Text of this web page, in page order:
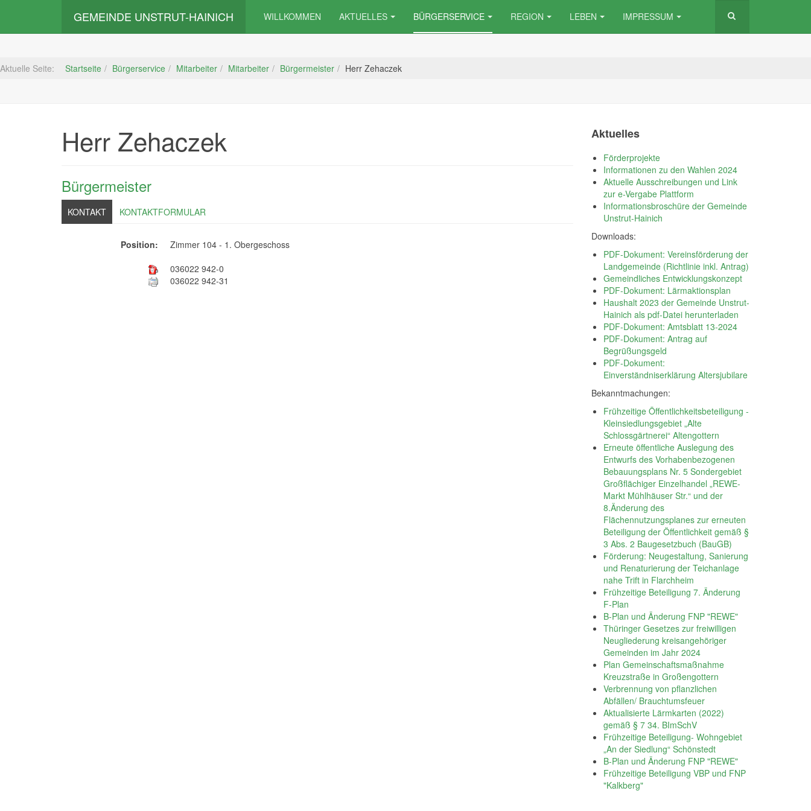
GEMEINDE UNSTRUT-HAINICH WILLKOMMEN AKTUELLES BÜRGERSERVICE REGION LEBEN IMPRESSUM
Aktuelle Seite: Startseite Bürgerservice Mitarbeiter Mitarbeiter Bürgermeister Herr Zehaczek
Herr Zehaczek
Bürgermeister
KONTAKT KONTAKTFORMULAR
Position:
Zimmer 104 - 1. Obergeschoss
036022 942-0
036022 942-31
Aktuelles
Förderprojekte
Informationen zu den Wahlen 2024
Aktuelle Ausschreibungen und Link
zur e-Vergabe Plattform
Informationsbroschüre der Gemeinde
Unstrut-Hainich
Downloads:
PDF-Dokument: Vereinsförderung der
Landgemeinde (Richtlinie inkl. Antrag)
Gemeindliches Entwicklungskonzept
PDF-Dokument: Lärmaktionsplan
Haushalt 2023 der Gemeinde Unstrut-
Hainich als pdf-Datei herunterladen
PDF-Dokument: Amtsblatt 13-2024
PDF-Dokument: Antrag auf
Begrüßungsgeld
PDF-Dokument:
Einverständniserklärung Altersjubilare
Bekanntmachungen:
Frühzeitige Öffentlichkeitsbeteiligung -
Kleinsiedlungsgebiet „Alte
Schlossgärtnerei“ Altengottern
Erneute öffentliche Auslegung des
Entwurfs des Vorhabenbezogenen
Bebauungsplans Nr. 5 Sondergebiet
Großflächiger Einzelhandel „REWE-
Markt Mühlhäuser Str.“ und der
8.Änderung des
Flächennutzungsplanes zur erneuten
Beteiligung der Öffentlichkeit gemäß §
3 Abs. 2 Baugesetzbuch (BauGB)
Förderung: Neugestaltung, Sanierung
und Renaturierung der Teichanlage
nahe Trift in Flarchheim
Frühzeitige Beteiligung 7. Änderung
F-Plan
B-Plan und Änderung FNP "REWE"
Thüringer Gesetzes zur freiwilligen
Neugliederung kreisangehöriger
Gemeinden im Jahr 2024
Plan Gemeinschaftsmaßnahme
Kreuzstraße in Großengottern
Verbrennung von pflanzlichen
Abfällen/ Brauchtumsfeuer
Aktualisierte Lärmkarten (2022)
gemäß § 7 34. BImSchV
Frühzeitige Beteiligung- Wohngebiet
„An der Siedlung“ Schönstedt
B-Plan und Änderung FNP "REWE"
Frühzeitige Beteiligung VBP und FNP
"Kalkberg"